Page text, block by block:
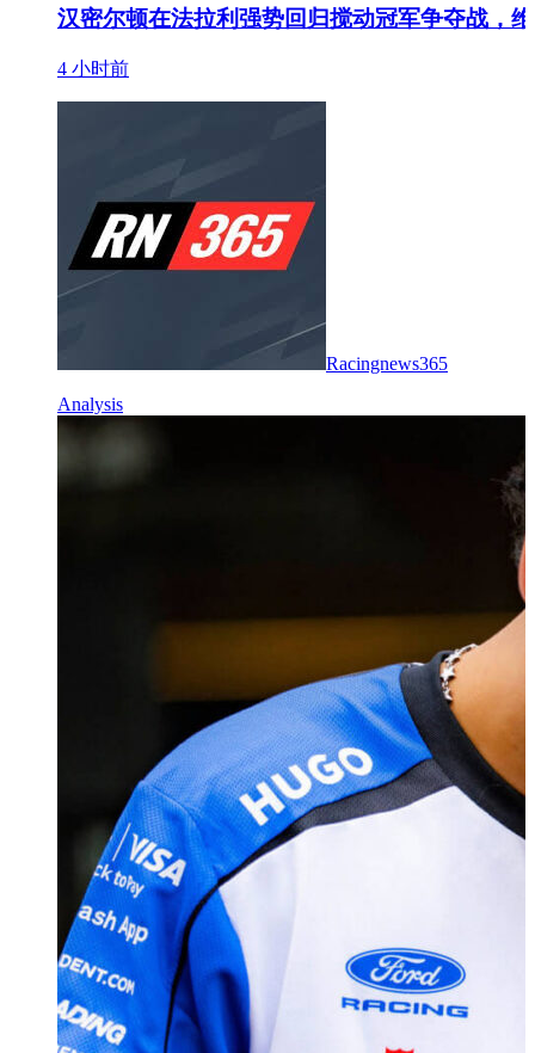
汉密尔顿在法拉利强势回归搅动冠军争夺战，
4 小时前
Racingnews365
Analysis